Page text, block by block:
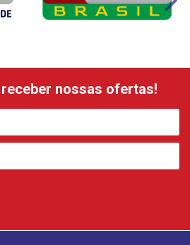
nossas ofertas!